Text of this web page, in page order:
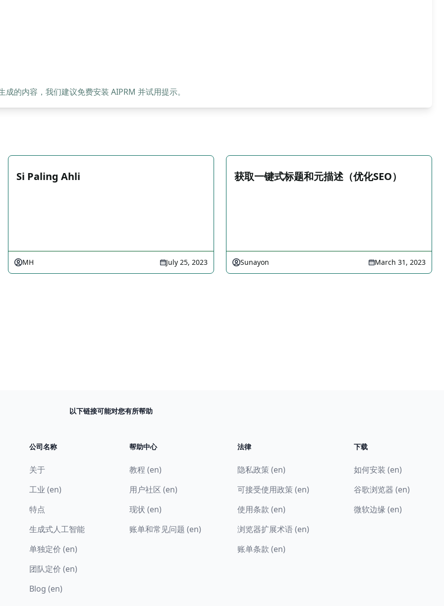
的内容，我们建议免费安装 AIPRM 并试用提示。
Si Paling Ahli
MH July 25, 2023
获取一键式标题和元描述（优化SEO）
Sunayon March 31, 2023
以下链接可能对您有所帮助
公司名称
关于
工业 (en)
特点
生成式人工智能
单独定价 (en)
团队定价 (en)
Blog (en)
帮助中心
教程 (en)
用户社区 (en)
现状 (en)
账单和常见问题 (en)
法律
隐私政策 (en)
可接受使用政策 (en)
使用条款 (en)
浏览器扩展术语 (en)
账单条款 (en)
下载
如何安装 (en)
谷歌浏览器 (en)
微软边缘 (en)